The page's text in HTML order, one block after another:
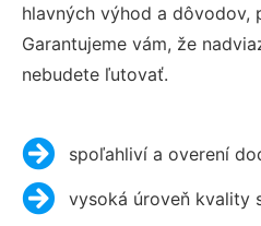
hlavných výhod a dôvodov,
Garantujeme vám, že
nebudete ľutovať.
spoľahliví a overení
vysoká úroveň kvality